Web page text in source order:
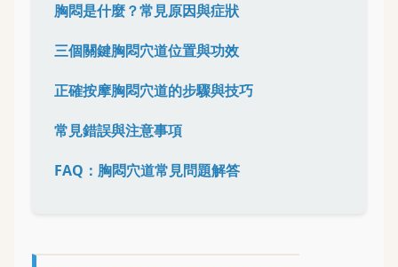
胸悶是什麼？常見原因與症狀
三個關鍵胸悶穴道位置與功效
正確按摩胸悶穴道的步驟與技巧
常見錯誤與注意事項
FAQ：胸悶穴道常見問題解答